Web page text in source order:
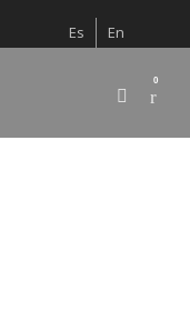
Es En
0